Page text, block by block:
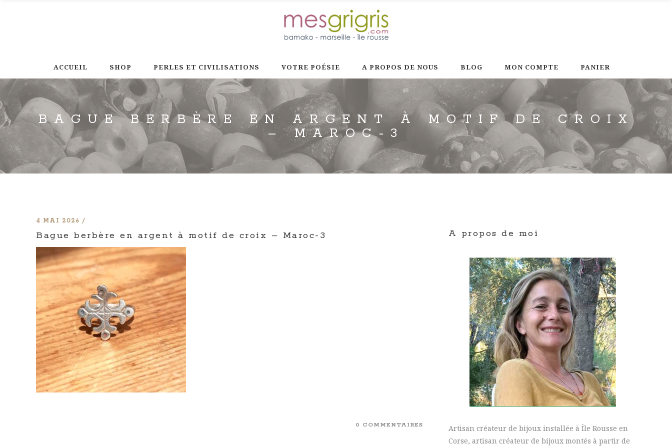
ACCUEIL SHOP PERLES ET CIVILISATIONS VOTRE POÉSIE A PROPOS DE NOUS BLOG MON COMPTE PANIER
BAGUE BERBÈRE EN ARGENT À MOTIF DE CROIX
– MAROC-3
4 MAI 2026
Bague berbère en argent à motif de croix – Maroc-3
0 COMMENTAIRES
A propos de moi
Artisan créateur de bijoux installée à Île Rousse en
Corse, artisan créateur de bijoux montés à partir de